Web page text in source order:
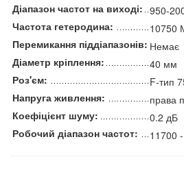
Діапазон частот на виході: 950-
Частота гетеродина:
10750
Перемикання піддіапазонів: Немає
Діаметр кріплення:
40 мм
Роз'єм:
F-тип
Напруга живлення:
права
Коефіцієнт шуму:
0.2 дБ
Робочий діапазон частот:
11700